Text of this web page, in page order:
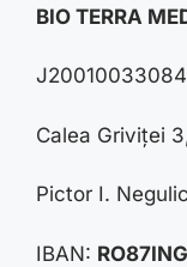
BIO TERRA
Calea Griviței
Pictor I.
IBAN: